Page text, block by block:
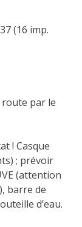
(16 imp.
route par le
! Casque
; prévoir
(attention
barre de
d’eau.